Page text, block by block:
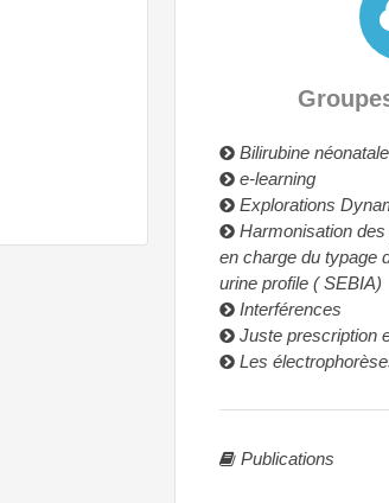
Bilirubine néonatale
e-learning
Explorations
Harmonisation des
en charge du typage
urine profile ( SEBIA)
Interférences
Juste prescription
Les
Publications